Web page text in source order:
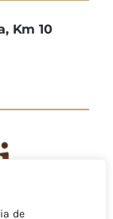
de
Km 10